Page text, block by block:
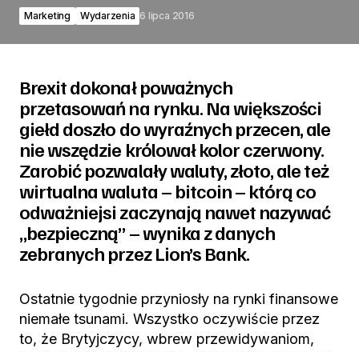
Marketing Wydarzenia 6 lipca 2016
Brexit dokonał poważnych
przetasowań na rynku. Na większości
giełd doszło do wyraźnych przecen, ale
nie wszędzie królował kolor czerwony.
Zarobić pozwalały waluty, złoto, ale też
wirtualna waluta – bitcoin – którą co
odważniejsi zaczynają nawet nazywać
„bezpieczną” – wynika z danych
zebranych przez Lion’s Bank.
Ostatnie tygodnie przyniosły na rynki finansowe
niemałe tsunami. Wszystko oczywiście przez
to, że Brytyjczycy, wbrew przewidywaniom,